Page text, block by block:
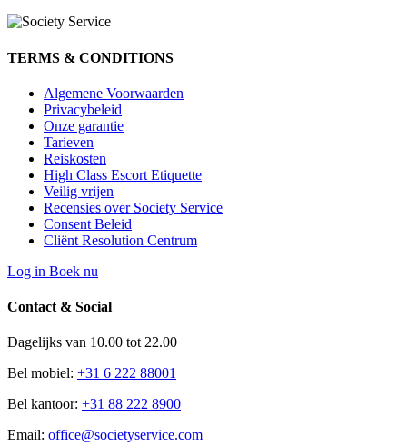
TERMS & CONDITIONS
Algemene Voorwaarden
Privacybeleid
Onze garantie
Tarieven
Reiskosten
High Class Escort Etiquette
Veilig vrijen
Recensies over Society Service
Consent Beleid
Cliënt Resolution Centrum
Log in Boek nu
Contact & Social
Dagelijks van 10.00 tot 22.00
Bel mobiel: +31 6 222 88001
Bel kantoor: +31 88 222 8900
Email: office@societyservice.com